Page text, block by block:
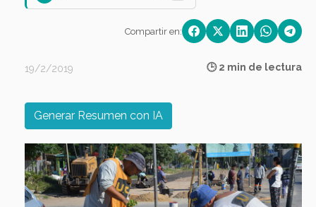
Compartir en:
19/2/2019 🕒 2 min de lectura
Generar Resumen con IA